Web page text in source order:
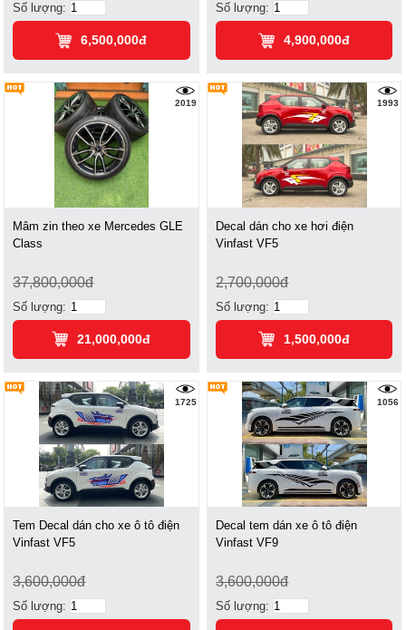
Số lượng:
6,500,000đ
Số lượng:
4,900,000đ
2019
Mâm zin theo xe Mercedes GLE
Class
37,800,000đ
Số lượng:
21,000,000đ
1993
Decal dán cho xe hơi điện
Vinfast VF5
2,700,000đ
Số lượng:
1,500,000đ
1725
Tem Decal dán cho xe ô tô điện
Vinfast VF5
3,600,000đ
Số lượng:
1056
Decal tem dán xe ô tô điện
Vinfast VF9
3,600,000đ
Số lượng: